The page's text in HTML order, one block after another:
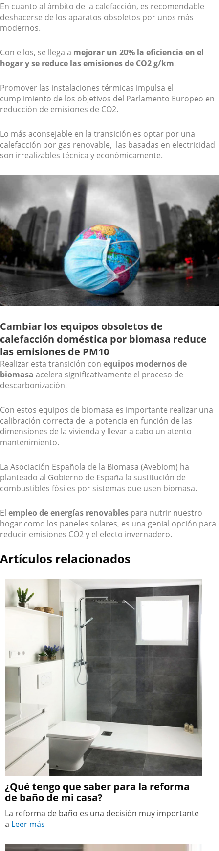
En cuanto al ámbito de la calefacción, es recomendable
deshacerse de los aparatos obsoletos por unos más
modernos.
Con ellos, se llega a mejorar un 20% la eficiencia en el
hogar y se reduce las emisiones de CO2 g/km.
Promover las instalaciones térmicas impulsa el
cumplimiento de los objetivos del Parlamento Europeo en
reducción de emisiones de CO2.
Lo más aconsejable en la transición es optar por una
calefacción por gas renovable, las basadas en electricidad
son irrealizables técnica y económicamente.
Cambiar los equipos obsoletos de
calefacción doméstica por biomasa reduce
las emisiones de PM10
Realizar esta transición con equipos modernos de
biomasa acelera significativamente el proceso de
descarbonización.
Con estos equipos de biomasa es importante realizar una
calibración correcta de la potencia en función de las
dimensiones de la vivienda y llevar a cabo un atento
mantenimiento.
La Asociación Española de la Biomasa (Avebiom) ha
planteado al Gobierno de España la sustitución de
combustibles fósiles por sistemas que usen biomasa.
El empleo de energías renovables para nutrir nuestro
hogar como los paneles solares, es una genial opción para
reducir emisiones CO2 y el efecto invernadero.
Artículos relacionados
¿Qué tengo que saber para la reforma
de baño de mi casa?
La reforma de baño es una decisión muy importante
a Leer más